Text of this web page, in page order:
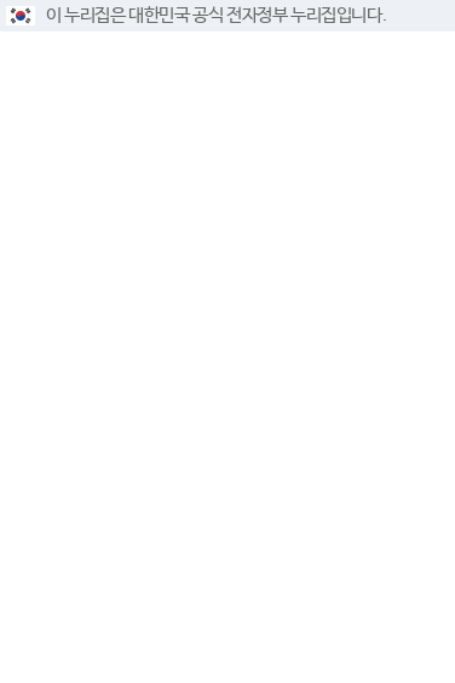
이 누리집은 대한민국 공식 전자정부 누리집입니다.